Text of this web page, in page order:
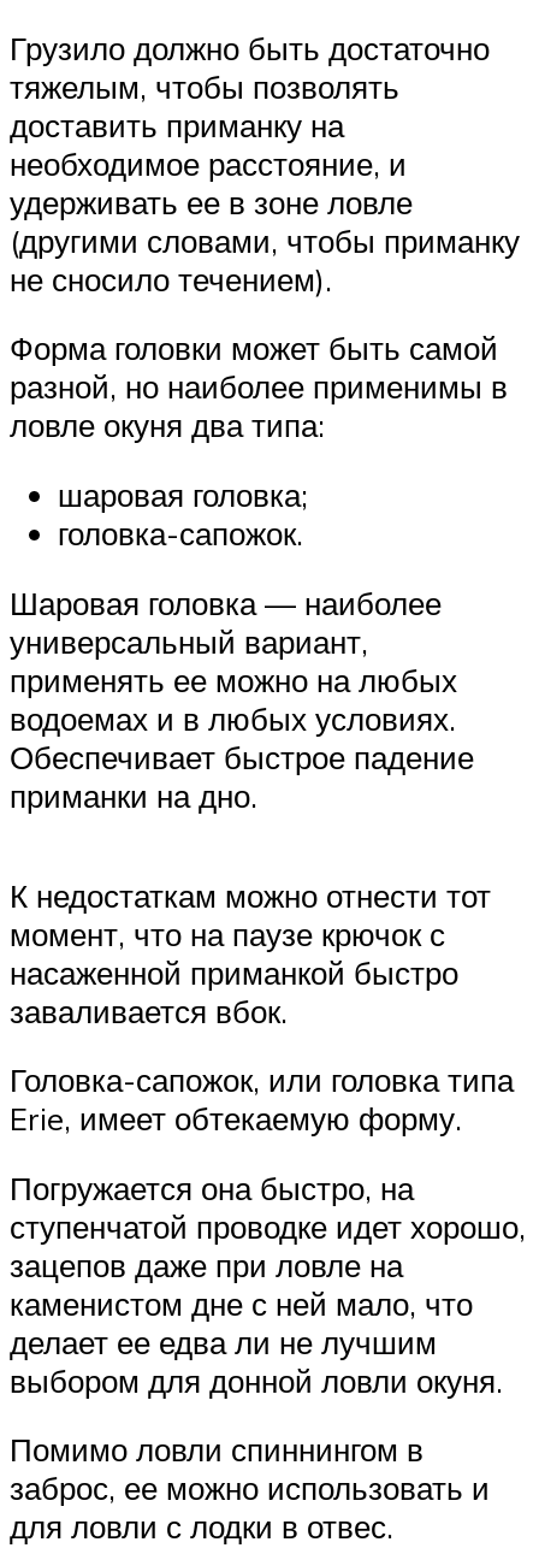
Грузило должно быть достаточно
тяжелым, чтобы позволять
доставить приманку на
необходимое расстояние, и
удерживать ее в зоне ловле
(другими словами, чтобы приманку
не сносило течением).
Форма головки может быть самой
разной, но наиболее применимы в
ловле окуня два типа:
шаровая головка;
головка-сапожок.
Шаровая головка — наиболее
универсальный вариант,
применять ее можно на любых
водоемах и в любых условиях.
Обеспечивает быстрое падение
приманки на дно.
К недостаткам можно отнести тот
момент, что на паузе крючок с
насаженной приманкой быстро
заваливается вбок.
Головка-сапожок, или головка типа
Erie, имеет обтекаемую форму.
Погружается она быстро, на
ступенчатой проводке идет хорошо,
зацепов даже при ловле на
каменистом дне с ней мало, что
делает ее едва ли не лучшим
выбором для донной ловли окуня.
Помимо ловли спиннингом в
заброс, ее можно использовать и
для ловли с лодки в отвес.